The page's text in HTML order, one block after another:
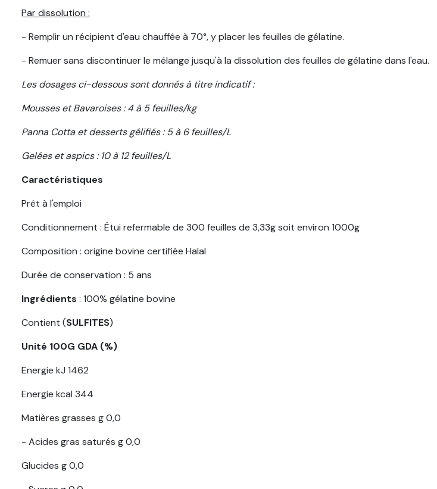
Par dissolution :
- Remplir un récipient d'eau chauffée à 70°, y placer les feuilles de gélatine.
- Remuer sans discontinuer le mélange jusqu'à la dissolution des feuilles de gélatine dans l'eau.
Les dosages ci-dessous sont donnés à titre indicatif :
Mousses et Bavaroises : 4 à 5 feuilles/kg
Panna Cotta et desserts gélifiés : 5 à 6 feuilles/L
Gelées et aspics : 10 à 12 feuilles/L
Caractéristiques
Prêt à l'emploi
Conditionnement : Étui refermable de 300 feuilles de 3,33g soit environ 1000g
Composition : origine bovine certifiée Halal
Durée de conservation : 5 ans
Ingrédients : 100% gélatine bovine
Contient (SULFITES)
Unité 100G GDA (%)
Energie kJ 1462
Energie kcal 344
Matières grasses g 0,0
- Acides gras saturés g 0,0
Glucides g 0,0